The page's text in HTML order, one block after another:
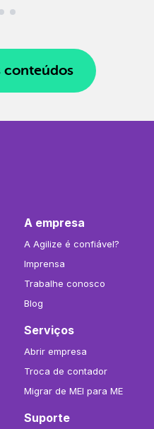
conteúdos
A empresa
A Agilize é confiável?
Imprensa
Trabalhe conosco
Blog
Serviços
Abrir empresa
Troca de contador
Migrar de MEI para ME
Suporte